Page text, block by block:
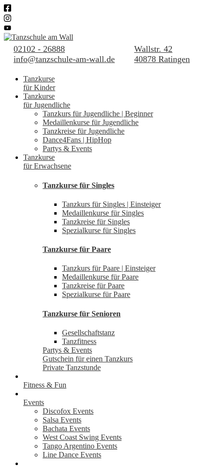
02102 - 26888
info@tanzschule-am-wall.de
Wallstr. 42
40878 Ratingen
Tanzkurse
für Kinder
Tanzkurse
für Jugendliche
Tanzkurs für Jugendliche | Beginner
Medaillenkurse für Jugendliche
Tanzkreise für Jugendliche
Dance4Fans | HipHop
Partys & Events
Tanzkurse
für Erwachsene
Tanzkurse für Singles
Tanzkurs für Singles | Einsteiger
Medaillenkurse für Singles
Tanzkreise für Singles
Spezialkurse für Singles
Tanzkurse für Paare
Tanzkurs für Paare | Einsteiger
Medaillenkurse für Paare
Tanzkreise für Paare
Spezialkurse für Paare
Tanzkurse für Senioren
Gesellschaftstanz
Tanzfitness
Partys & Events
Gutschein für einen Tanzkurs
Private Tanzstunde
Fitness & Fun
Events
Discofox Events
Salsa Events
Bachata Events
West Coast Swing Events
Tango Argentino Events
Line Dance Events